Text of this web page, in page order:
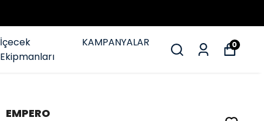
İçecek
Ekipmanları
KAMPANYALAR 0
EMPERO